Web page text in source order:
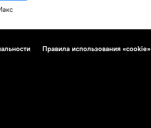
Правила использования «cookie»